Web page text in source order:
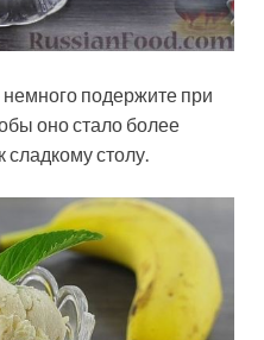
подержите при
оно стало более
сладкому столу.